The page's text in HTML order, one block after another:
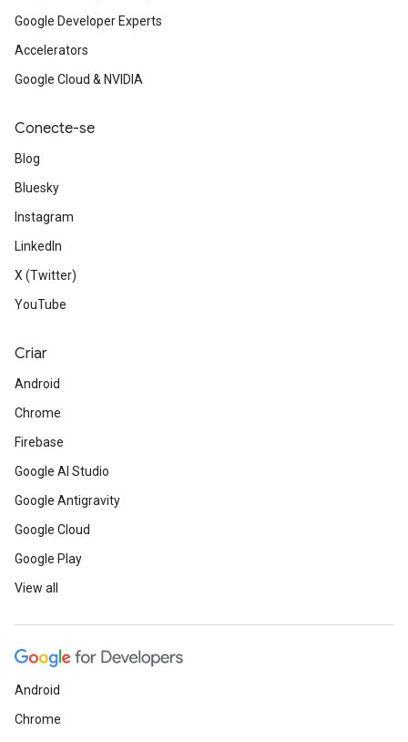
Google Developer Experts
Accelerators
Google Cloud & NVIDIA
Conecte-se
Blog
Bluesky
Instagram
LinkedIn
X (Twitter)
YouTube
Criar
Android
Chrome
Firebase
Google AI Studio
Google Antigravity
Google Cloud
Google Play
View all
Android
Chrome